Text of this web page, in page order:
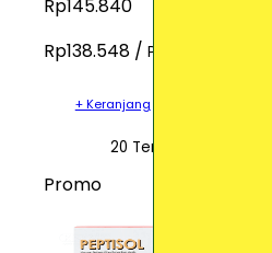
Rp145.840
Rp138.548 / Pcs
+ Keranjang
20 Terjual
Promo